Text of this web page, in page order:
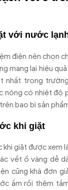
với nước
điện nên chọn
mang lại hiệu
nhất trong
nóng có nhiệt độ
bao bì sản
khi giặt
giặt được xem
vết ố vàng dễ
cũng khá đơn
ấm rồi thêm